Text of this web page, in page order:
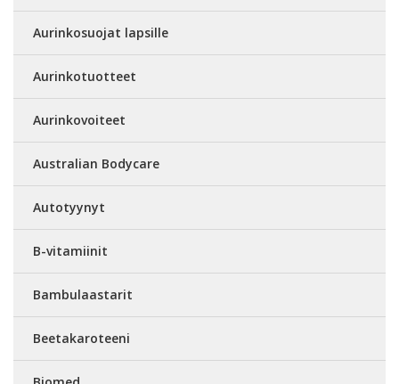
Aurinkosuojat lapsille
Aurinkotuotteet
Aurinkovoiteet
Australian Bodycare
Autotyynyt
B-vitamiinit
Bambulaastarit
Beetakaroteeni